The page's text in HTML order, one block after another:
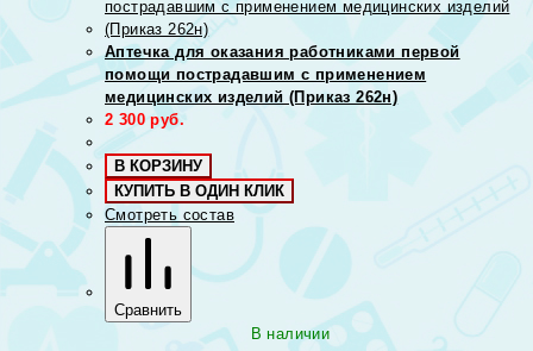
Аптечка для оказания работниками первой
помощи пострадавшим с применением
медицинских изделий (Приказ 262н)
2 300 руб.
В КОРЗИНУ
КУПИТЬ В ОДИН КЛИК
Смотреть состав
Сравнить
В наличии